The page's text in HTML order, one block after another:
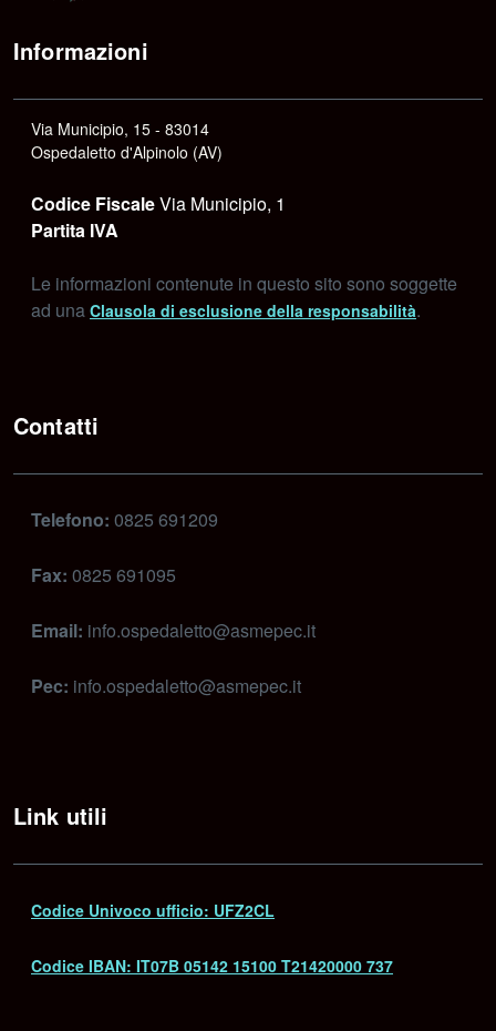
Informazioni
Via Municipio, 15 - 83014
Ospedaletto d'Alpinolo (AV)
Codice FiscaleVia Municipio, 1
Partita IVA
Le informazioni contenute in questo sito sono soggette
ad una Clausola di esclusione della responsabilità.
Contatti
Telefono: 0825 691209
Fax: 0825 691095
Email: info.ospedaletto@asmepec.it
Pec: info.ospedaletto@asmepec.it
Link utili
Codice Univoco ufficio: UFZ2CL
Codice IBAN: IT07B 05142 15100 T21420000 737